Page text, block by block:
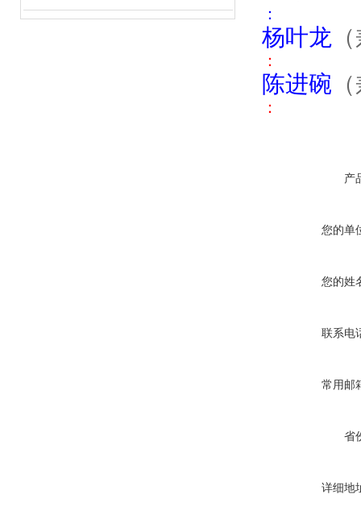
：
杨叶龙
：
陈进碗
：
产
您的单
您的姓
联系电
常用邮
省
详细地